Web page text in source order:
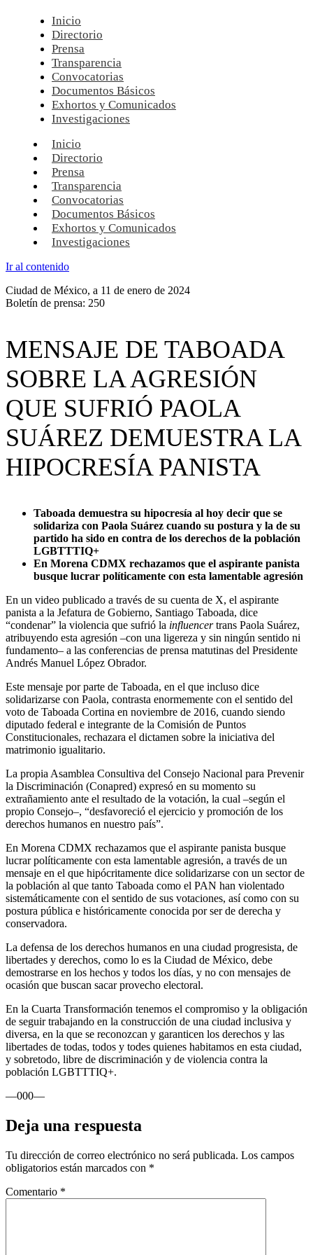
Inicio
Directorio
Prensa
Transparencia
Convocatorias
Documentos Básicos
Exhortos y Comunicados
Investigaciones
Inicio
Directorio
Prensa
Transparencia
Convocatorias
Documentos Básicos
Exhortos y Comunicados
Investigaciones
Ir al contenido
Ciudad de México, a 11 de enero de 2024
Boletín de prensa: 250
MENSAJE DE TABOADA
SOBRE LA AGRESIÓN
QUE SUFRIÓ PAOLA
SUÁREZ DEMUESTRA LA
HIPOCRESÍA PANISTA
Taboada demuestra su hipocresía al hoy decir que se
solidariza con Paola Suárez cuando su postura y la de su
partido ha sido en contra de los derechos de la población
LGBTTTIQ+
En Morena CDMX rechazamos que el aspirante panista
busque lucrar políticamente con esta lamentable agresión
En un video publicado a través de su cuenta de X, el aspirante
panista a la Jefatura de Gobierno, Santiago Taboada, dice
“condenar” la violencia que sufrió la influencertrans Paola Suárez,
atribuyendo esta agresión –con una ligereza y sin ningún sentido ni
fundamento– a las conferencias de prensa matutinas del Presidente
Andrés Manuel López Obrador.
Este mensaje por parte de Taboada, en el que incluso dice
solidarizarse con Paola, contrasta enormemente con el sentido del
voto de Taboada Cortina en noviembre de 2016, cuando siendo
diputado federal e integrante de la Comisión de Puntos
Constitucionales, rechazara el dictamen sobre la iniciativa del
matrimonio igualitario.
La propia Asamblea Consultiva del Consejo Nacional para Prevenir
la Discriminación (Conapred) expresó en su momento su
extrañamiento ante el resultado de la votación, la cual –según el
propio Consejo–, “desfavoreció el ejercicio y promoción de los
derechos humanos en nuestro país”.
En Morena CDMX rechazamos que el aspirante panista busque
lucrar políticamente con esta lamentable agresión, a través de un
mensaje en el que hipócritamente dice solidarizarse con un sector de
la población al que tanto Taboada como el PAN han violentado
sistemáticamente con el sentido de sus votaciones, así como con su
postura pública e históricamente conocida por ser de derecha y
conservadora.
La defensa de los derechos humanos en una ciudad progresista, de
libertades y derechos, como lo es la Ciudad de México, debe
demostrarse en los hechos y todos los días, y no con mensajes de
ocasión que buscan sacar provecho electoral.
En la Cuarta Transformación tenemos el compromiso y la obligación
de seguir trabajando en la construcción de una ciudad inclusiva y
diversa, en la que se reconozcan y garanticen los derechos y las
libertades de todas, todos y todes quienes habitamos en esta ciudad,
y sobretodo, libre de discriminación y de violencia contra la
población LGBTTTIQ+.
—000—
Deja una respuesta
Tu dirección de correo electrónico no será publicada. Los campos
obligatorios están marcados con *
Comentario *